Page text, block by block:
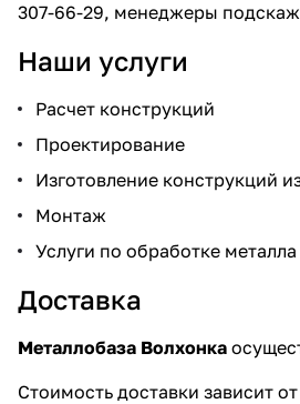
307-66-29, менеджеры
Наши услуги
Расчет конструкций
Проектирование
Изготовление конструкций
Монтаж
Услуги по обработке металла
Доставка
Металлобаза Волхонка
Стоимость доставки зависит